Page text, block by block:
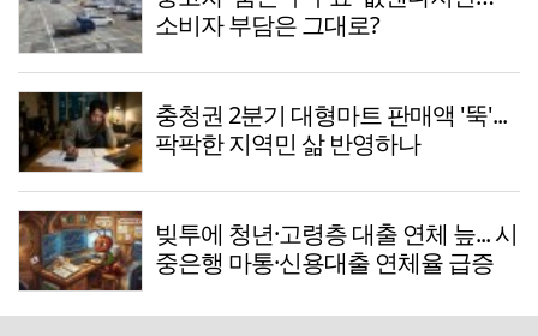
소비자 부담은 그대로?
충청권 2분기 대형마트 판매액 '뚝'...
팍팍한 지역민 삶 반영하나
빚투에 청년·고령층 대출 연체 늪... 시
중은행 마통·신용대출 연체율 급증